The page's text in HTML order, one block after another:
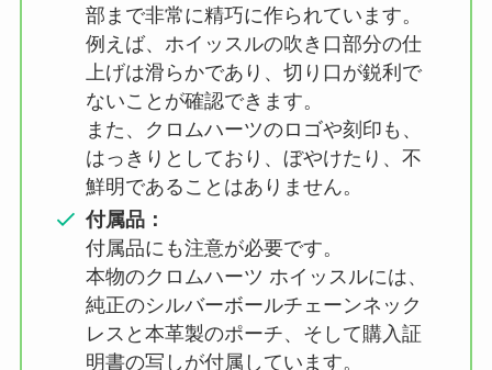
部まで非常に精巧に作られています。
例えば、ホイッスルの吹き口部分の仕
上げは滑らかであり、切り口が鋭利で
ないことが確認できます。
また、クロムハーツのロゴや刻印も、
はっきりとしており、ぼやけたり、不
鮮明であることはありません。
付属品：
付属品にも注意が必要です。
本物のクロムハーツ ホイッスルには、
純正のシルバーボールチェーンネック
レスと本革製のポーチ、そして購入証
明書の写しが付属しています。